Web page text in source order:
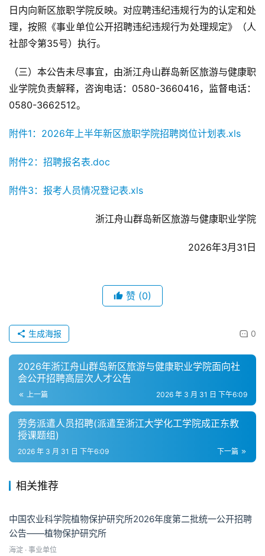
日内向新区旅职学院反映。对应聘违纪违规行为的认定和处
理，按照《事业单位公开招聘违纪违规行为处理规定》（人
社部令第35号）执行。
（三）本公告未尽事宜，由浙江舟山群岛新区旅游与健康职
业学院负责解释，咨询电话：0580-3660416，监督电话：
0580-3662512。
附件1：2026年上半年新区旅职学院招聘岗位计划表.xls
附件2：招聘报名表.doc
附件3：报考人员情况登记表.xls
浙江舟山群岛新区旅游与健康职业学院
2026年3月31日
赞 (0)
0
生成海报
2026年浙江舟山群岛新区旅游与健康职业学院面向社
会公开招聘高层次人才公告
上一篇 2026 年 3 月 31 日 下午6:09
劳务派遣人员招聘(派遣至浙江大学化工学院成正东教
授课题组)
下一篇
2026 年 3 月 31 日 下午6:09
相关推荐
中国农业科学院植物保护研究所2026年度第二批统一公开招聘
公告——植物保护研究所
海淀 · 事业单位